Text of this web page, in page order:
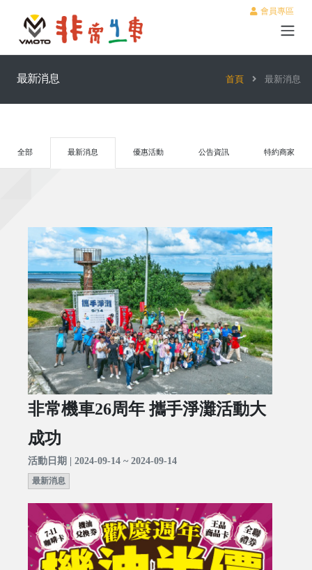
會員專區
最新消息 首頁 最新消息
全部 最新消息 優惠活動 公告資訊 特約商家
非常機車26周年 攜手淨灘活動大
成功
活動日期 | 2024-09-14 ~ 2024-09-14
最新消息